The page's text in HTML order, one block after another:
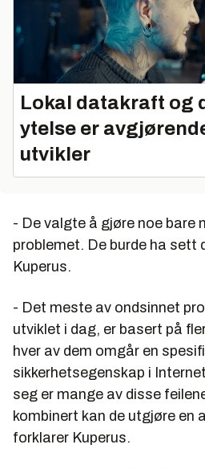
Lokal datakraft og
ytelse er
utvikler
- De valgte å gjøre noe bare
problemet. De burde ha sett
Kuperus.
- Det meste av ondsinnet
utviklet i dag, er basert på
hver av dem omgår en
sikkerhetsegenskap i
seg er mange av disse
kombinert kan de utgjøre en
forklarer Kuperus.